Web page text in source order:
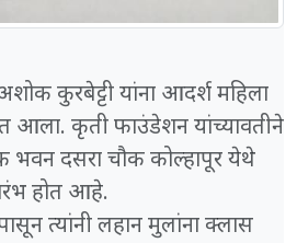
कुरबेट्टी यांना आदर्श महिला
आला. कृती फाउंडेशन यांच्यावतीने
भवन दसरा चौक कोल्हापूर येथे
होत आहे.
त्यांनी लहान मुलांना क्लास